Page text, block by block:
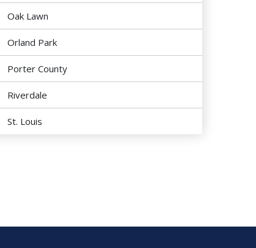
Oak Lawn
Orland Park
Porter County
Riverdale
St. Louis